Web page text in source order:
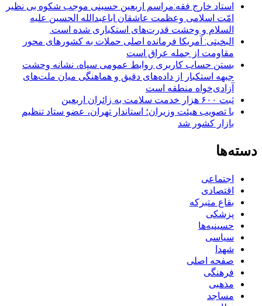
استاد خارج فقه:مراسم اربعین حسینی موجب شکوه بی نظیر
امّت اسلامی وعظمت عاشقان اباعبدالله الحسین علیه
السلام و وحشت قدرت‌های استکباری شده است.
البخیتی: آمریکا فرمانده اصلی حملات به کشورهای محور
مقاومت از جمله عراق است
بستن حساب کاربری روابط عمومی سپاه، نشانه‌ وحشت
جبهه استکبار از داده‌های دقیق و هماهنگی میان ملت‌های
آزادی‌خواه منطقه است
ثبت ۶۰۰ هزار خدمت سلامت به زائران اربعین
با تصویب هیئت وزیران؛ استاندار تهران، عضو ستاد تنظیم
بازار کشور شد
دسته‌ها
اجتماعی
اقتصادی
بقاع متبرکه
پزشکی
حسینیه‌ها
سیاسی
شهدا
صفحه اصلی
فرهنگی
مذهبی
مساجد